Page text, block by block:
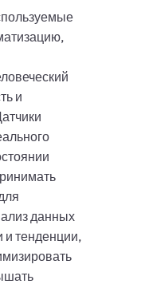
и
данных
и тенденции,